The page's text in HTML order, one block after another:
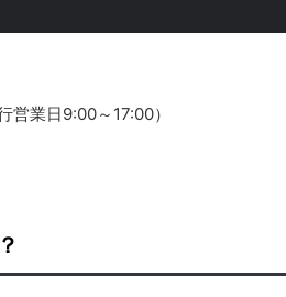
業日9:00～17:00）